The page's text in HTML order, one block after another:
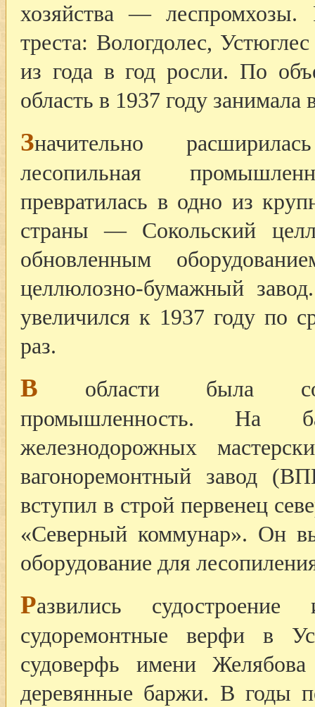
хозяйства —
треста: Вологдолес,
из года в год росли. По
область в 1937 году
Значительно
лесопильная
превратилась в одно из
страны — Сокольский
обновленным
целлюлозно-бумажный
увеличился к 1937 году по
раз.
В области была
промышленность. На
железнодорожных
вагоноремонтный завод
вступил в строй первенец
«Северный коммунар». Он
оборудование для
Развились
судоремонтные верфи в
судоверфь имени
деревянные баржи. В годы